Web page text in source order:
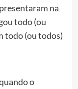
na
todo (ou
todo (ou todos)
o